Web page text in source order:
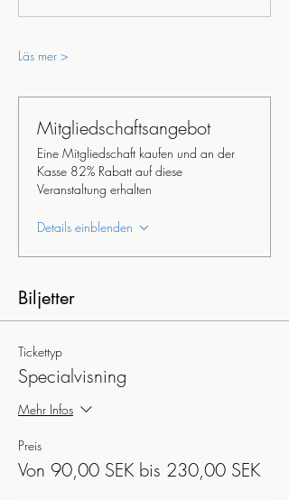
Läs mer >
Mitgliedschaftsangebot
Eine Mitgliedschaft kaufen und an der
Kasse 82% Rabatt auf diese
Veranstaltung erhalten
Details einblenden
Biljetter
Tickettyp
Specialvisning
Mehr Infos
Preis
Von 90,00 SEK bis 230,00 SEK